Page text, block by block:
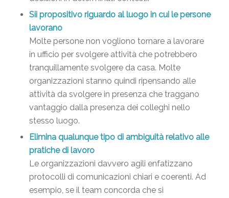
Sii propositivo riguardo al luogo in cui le persone
lavorano
Molte persone non vogliono tornare a lavorare
in ufficio per svolgere attività che potrebbero
tranquillamente svolgere da casa. Molte
organizzazioni stanno quindi ripensando alle
attività da svolgere in presenza che traggano
vantaggio dalla presenza dei colleghi nello
stesso luogo.
Elimina qualunque tipo di ambiguità relativo alle
pratiche di lavoro
Le organizzazioni davvero agili enfatizzano
protocolli di comunicazioni chiari e coerenti. Ad
esempio, se il team concorda che si